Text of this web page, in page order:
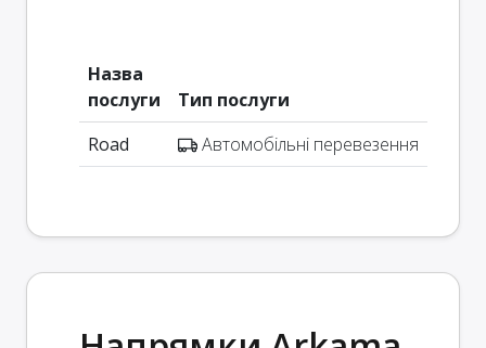
Назва
послуги
Тип послуги
Road
Автомобільні перевезення